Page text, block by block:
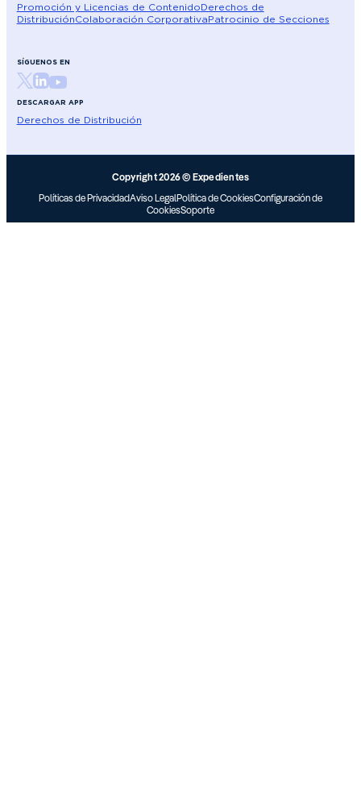
Promoción y Licencias de ContenidoDerechos de
DistribuciónColaboración CorporativaPatrocinio de Secciones
SÍGUENOS EN
DESCARGAR APP
Derechos de Distribución
Copyright 2026 © Expedientes
Políticas de PrivacidadAviso LegalPolítica de CookiesConfiguración de
CookiesSoporte